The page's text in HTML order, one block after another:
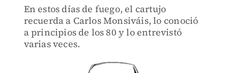
En estos días de fuego, el cartujo
recuerda a Carlos Monsiváis, lo conoció
a principios de los 80 y lo entrevistó
varias veces.